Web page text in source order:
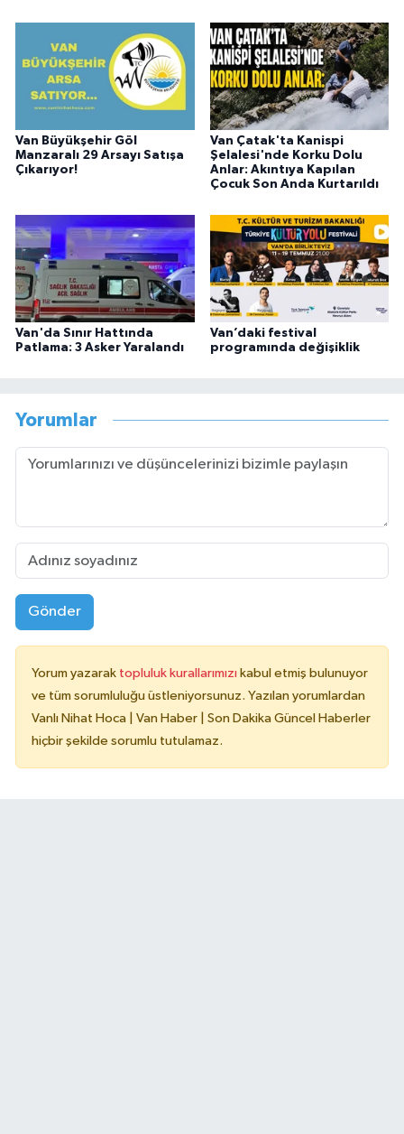
Van Büyükşehir Göl
Manzaralı 29 Arsayı Satışa
Çıkarıyor!
Van Çatak'ta Kanispi
Şelalesi'nde Korku Dolu
Anlar: Akıntıya Kapılan
Çocuk Son Anda Kurtarıldı
Van'da Sınır Hattında
Patlama: 3 Asker Yaralandı
Van’daki festival
programında değişiklik
Yorumlar
Gönder
Yorum yazarak topluluk kurallarımızı kabul etmiş bulunuyor
ve tüm sorumluluğu üstleniyorsunuz. Yazılan yorumlardan
Vanlı Nihat Hoca | Van Haber | Son Dakika Güncel Haberler
hiçbir şekilde sorumlu tutulamaz.